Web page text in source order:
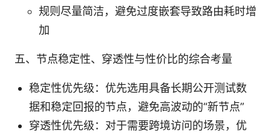
规则尽量简洁，避免过度嵌套导致路由耗时增
加
五、节点稳定性、穿透性与性价比的综合考量
稳定性优先级：优先选用具备长期公开测试数
据和稳定回报的节点，避免高波动的“新节点”
穿透性优先级：对于需要跨境访问的场景，优